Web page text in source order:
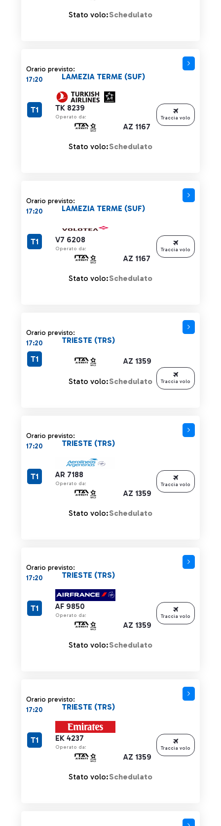
Stato volo:Schedulato
Orario previsto:
17:20
TK 8239
Operato da:
AZ 1167
LAMEZIA TERME (SUF)
T1
Stato volo:Schedulato
Traccia volo
Orario previsto:
17:20
V7 6208
Operato da:
AZ 1167
LAMEZIA TERME (SUF)
T1
Stato volo:Schedulato
Traccia volo
Orario previsto:
17:20
AZ 1359
TRIESTE (TRS)
T1
Stato volo:Schedulato Traccia volo
Orario previsto:
17:20
AR 7188
Operato da:
AZ 1359
TRIESTE (TRS)
T1
Stato volo:Schedulato
Traccia volo
Orario previsto:
17:20
AF 9850
Operato da:
AZ 1359
TRIESTE (TRS)
T1
Stato volo:Schedulato
Traccia volo
Orario previsto:
17:20
EK 4237
Operato da:
AZ 1359
TRIESTE (TRS)
T1
Stato volo:Schedulato
Traccia volo